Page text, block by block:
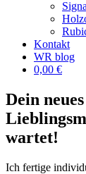
Kontakt
WR blog
0,00 €
Dein neues
wartet!
Ich fertige